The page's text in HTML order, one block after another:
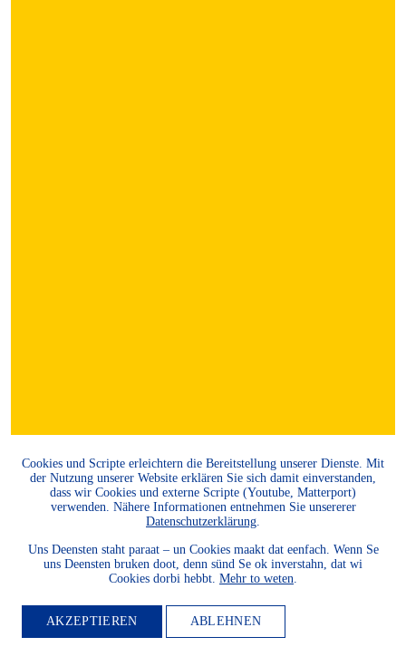
Cookies und Scripte erleichtern die Bereitstellung unserer Dienste. Mit
der Nutzung unserer Website erklären Sie sich damit einverstanden,
dass wir Cookies und externe Scripte (Youtube, Matterport)
verwenden. Nähere Informationen entnehmen Sie unsererer
Datenschutzerklärung
Uns Deensten staht paraat – un Cookies maakt dat eenfach. Wenn Se
uns Deensten bruken doot, denn sünd Se ok inverstahn, dat wi
Cookies dorbi hebbt. Mehr to weten
AKZEPTIEREN ABLEHNEN